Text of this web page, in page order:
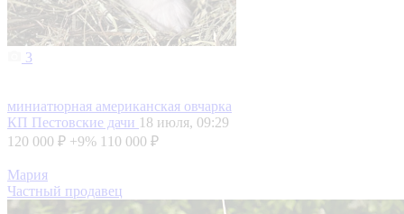
3
миниатюрная американская овчарка
КП Пестовские дачи 18 июля, 09:29
120 000 ₽ +9% 110 000 ₽
Мария
Частный продавец